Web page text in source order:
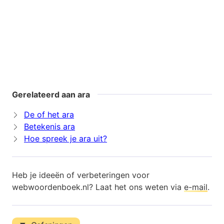
Gerelateerd aan ara
De of het ara
Betekenis ara
Hoe spreek je ara uit?
Heb je ideeën of verbeteringen voor
webwoordenboek.nl? Laat het ons weten via e-mail.